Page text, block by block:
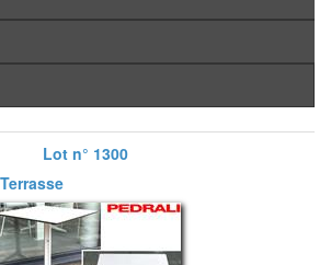
Lot n° 1300